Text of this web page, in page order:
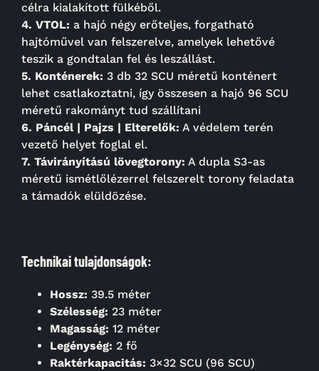
célra kialakított fülkéből.
4. VTOL: a hajó négy erőteljes, forgatható
hajtóművel van felszerelve, amelyek lehetővé
teszik a gondtalan fel és leszállást.
5. Konténerek: 3 db 32 SCU méretű konténert
lehet csatlakoztatni, így összesen a hajó 96 SCU
méretű rakományt tud szállítani
6. Páncél | Pajzs | Elterelők: A védelem terén
vezető helyet foglal el.
7. Távirányítású lövegtorony: A dupla S3-as
méretű ismétlőlézerrel felszerelt torony feladata
a támadók elüldözése.
Technikai tulajdonságok:
Hossz: 39.5 méter
Szélesség: 23 méter
Magasság: 12 méter
Legénység: 2 fő
Raktérkapacitás: 3×32 SCU (96 SCU)